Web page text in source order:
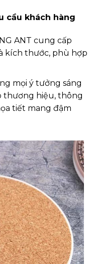
cầu khách hàng
ANT cung cấp
kích thước, phù hợp
mọi ý tưởng sáng
thương hiệu, thông
tiết mang đậm